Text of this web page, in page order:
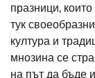
празници,
тук
култура и
мнозина се
на път да бъде